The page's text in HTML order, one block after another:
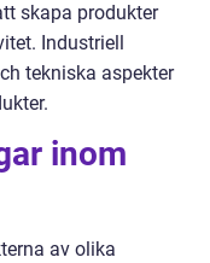
skapa produkter
Industriell
tekniska aspekter
inom
av olika